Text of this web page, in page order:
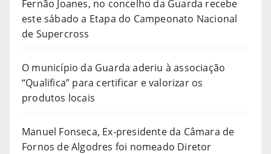
Fernão Joanes, no concelho da Guarda recebe
este sábado a Etapa do Campeonato Nacional
de Supercross
O município da Guarda aderiu à associação
“Qualifica” para certificar e valorizar os
produtos locais
Manuel Fonseca, Ex-presidente da Câmara de
Fornos de Algodres foi nomeado Diretor